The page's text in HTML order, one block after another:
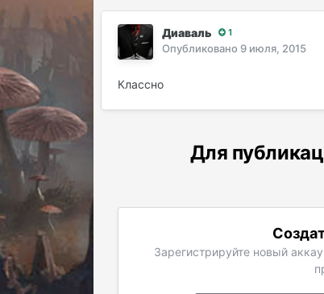
Диаваль 1
Опубликовано 9 июля, 2015
Классно
Для
Зарегистрируйте новый